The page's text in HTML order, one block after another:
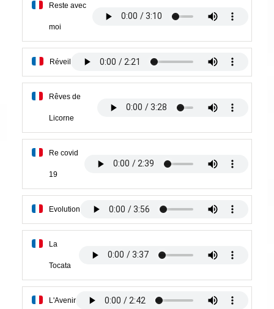
Reste avec
moi
Réveil
Rêves de
Licorne
Re covid
19
Evolution
La
Tocata
L'Avenir